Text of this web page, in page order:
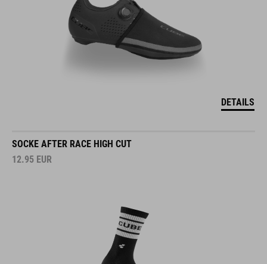
DETAILS
SOCKE AFTER RACE HIGH CUT
12.95 EUR